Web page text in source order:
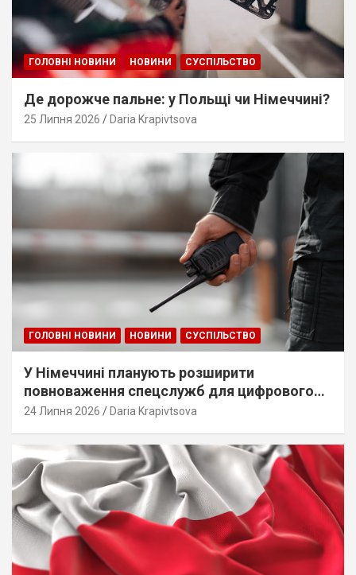
ГОЛОВНІ НОВИНИ НОВИНИ СУСПІЛЬСТВО
Де дорожче пальне: у Польщі чи Німеччині?
25 Липня 2026 Daria Krapivtsova
ГОЛОВНІ НОВИНИ НОВИНИ СУСПІЛЬСТВО
У Німеччині планують розширити
повноваження спецслужб для цифрового
стеження
24 Липня 2026 Daria Krapivtsova